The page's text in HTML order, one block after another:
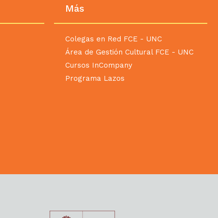
móvil (carpeta de descargas).
al dictado.
necesarias:
/ 535-3840 Int. 48561 de 14 a 20 hs.
Más
Colegas en Red FCE - UNC
Área de Gestión Cultural FCE - UNC
Cursos InCompany
Programa Lazos